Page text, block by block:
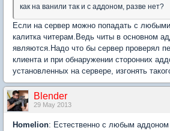
как на ванили так и с аддоном, разве нет?
Если на сервер можно попадать с
калитка читерам.Ведь читы в основном
являются.Надо что бы сервер проверял
клиента и при обнаружении сторонних
установленных на сервере, изгонять
Blender
29 May 2013
Homelion: Естественно с любым аддоном